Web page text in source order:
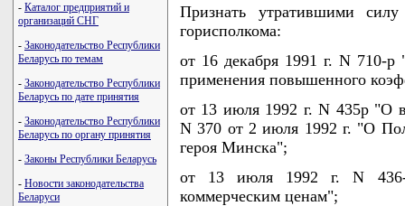
- Каталог предприятий и
организаций СНГ
- Законодательство Республики
Беларусь по темам
- Законодательство Республики
Беларусь по дате принятия
- Законодательство Республики
Беларусь по органу принятия
- Законы Республики Беларусь
- Новости законодательства
Беларуси
Признать утратившими силу
горисполкома:
от 16 декабря 1991 г. N 710-
применения повышенного
от 13 июля 1992 г. N 435р "О
N 370 от 2 июля 1992 г. "О
героя Минска";
от 13 июля 1992 г. N
коммерческим ценам";